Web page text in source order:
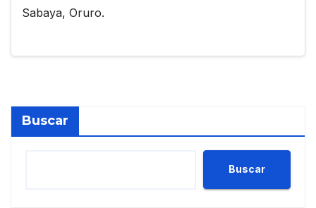
Sabaya, Oruro.
Buscar
Buscar